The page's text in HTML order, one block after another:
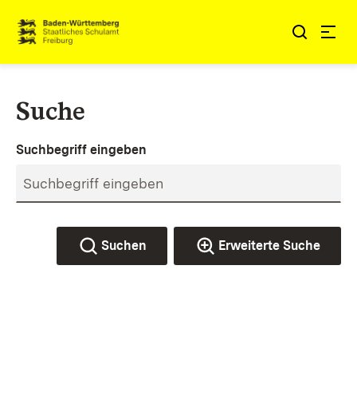
Zum Inhalt springen
Link zur Startseite
Suche
Suchbegriff eingeben
Suchen Erweiterte Suche